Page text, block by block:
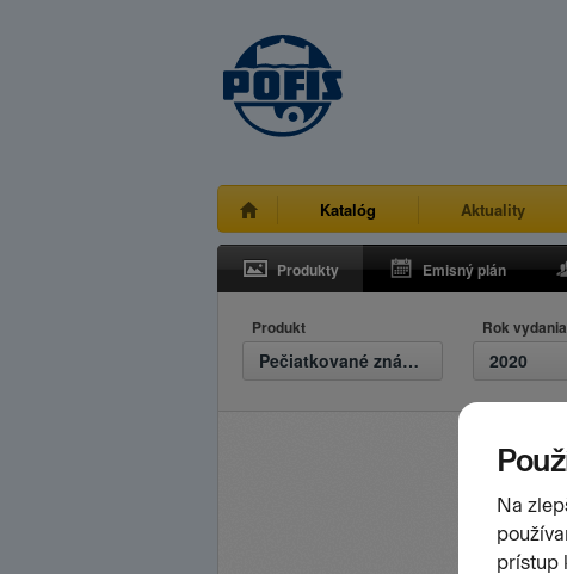
Katalóg Aktuality
Produkty Emisný plán
Produkt
Pečiatkované známky
Rok vydania
2020